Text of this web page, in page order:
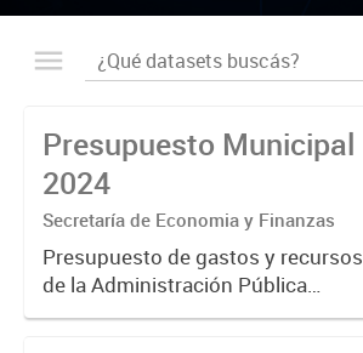
Presupuesto Municipal
2024
Secretaría de Economia y Finanzas
Presupuesto de gastos y recursos
de la Administración Pública
Municipal para el ejercicio 2024.